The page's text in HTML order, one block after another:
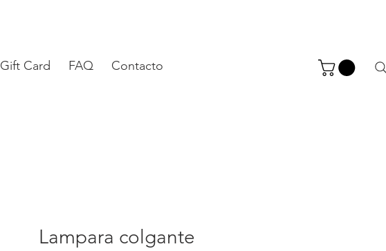
Gift Card FAQ Contacto
Lampara colgante